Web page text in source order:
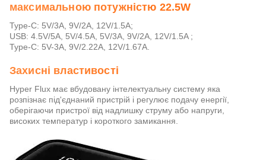
максимальною потужністю 22.5W
Type-C: 5V/3A, 9V/2A, 12V/1.5A;
USB: 4.5V/5A, 5V/4.5A, 5V/3A, 9V/2A, 12V/1.5A ;
Type-C: 5V-3A, 9V/2.22A, 12V/1.67A.
Захисні властивості
Hyper Flux має вбудовану інтелектуальну систему яка
розпізнає під'єднаний пристрій і регулює подачу енергії,
оберігаючи пристрої від надлишку струму або напруги,
високих температур і короткого замикання.